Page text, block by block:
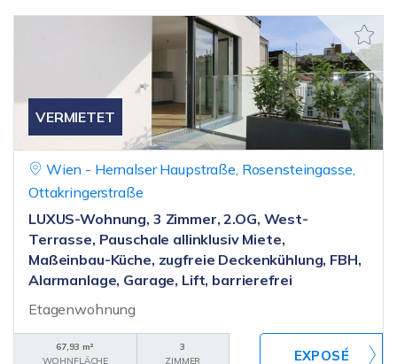
VERMIETET
Wien - Hernalser Haupstraße, Rosensteingasse,
Ottakringerstraße
LUXUS-Wohnung, 3 Zimmer, 2.OG, West-
Terrasse, Pauschale allinklusiv Miete,
Maßeinbau-Küche, zugfreie Deckenkühlung, FBH,
Alarmanlage, Garage, Lift, barrierefrei
Etagenwohnung
67,93 m²
WOHNFLÄCHE
3
ZIMMER